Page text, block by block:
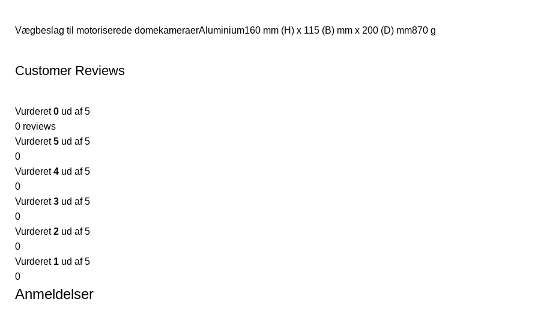
Vægbeslag til motoriserede domekameraerAluminium160 mm (H) x 115 (B) mm x 200 (D) mm870 g
Customer Reviews
Vurderet0 ud af 5
0 reviews
Vurderet5 ud af 5
0
Vurderet4 ud af 5
0
Vurderet3 ud af 5
0
Vurderet2 ud af 5
0
Vurderet 1 ud af 5
0
Anmeldelser